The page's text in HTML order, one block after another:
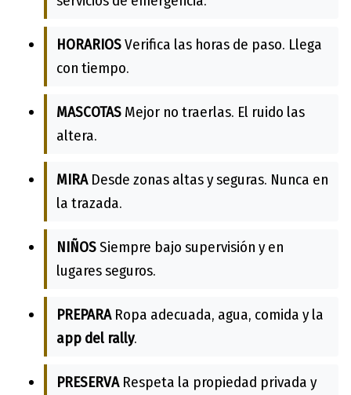
HORARIOSVerifica las horas de paso. Llega
con tiempo.
MASCOTAS Mejor no traerlas. El ruido las
altera.
MIRADesde zonas altas y seguras. Nunca en
la trazada.
NIÑOSSiempre bajo supervisión y en
lugares seguros.
PREPARARopa adecuada, agua, comida y la
app del rally.
PRESERVARespeta la propiedad privada y